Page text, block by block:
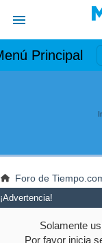
Principal
Foro de
¡Advertencia!
Solamente
Por favor inicia